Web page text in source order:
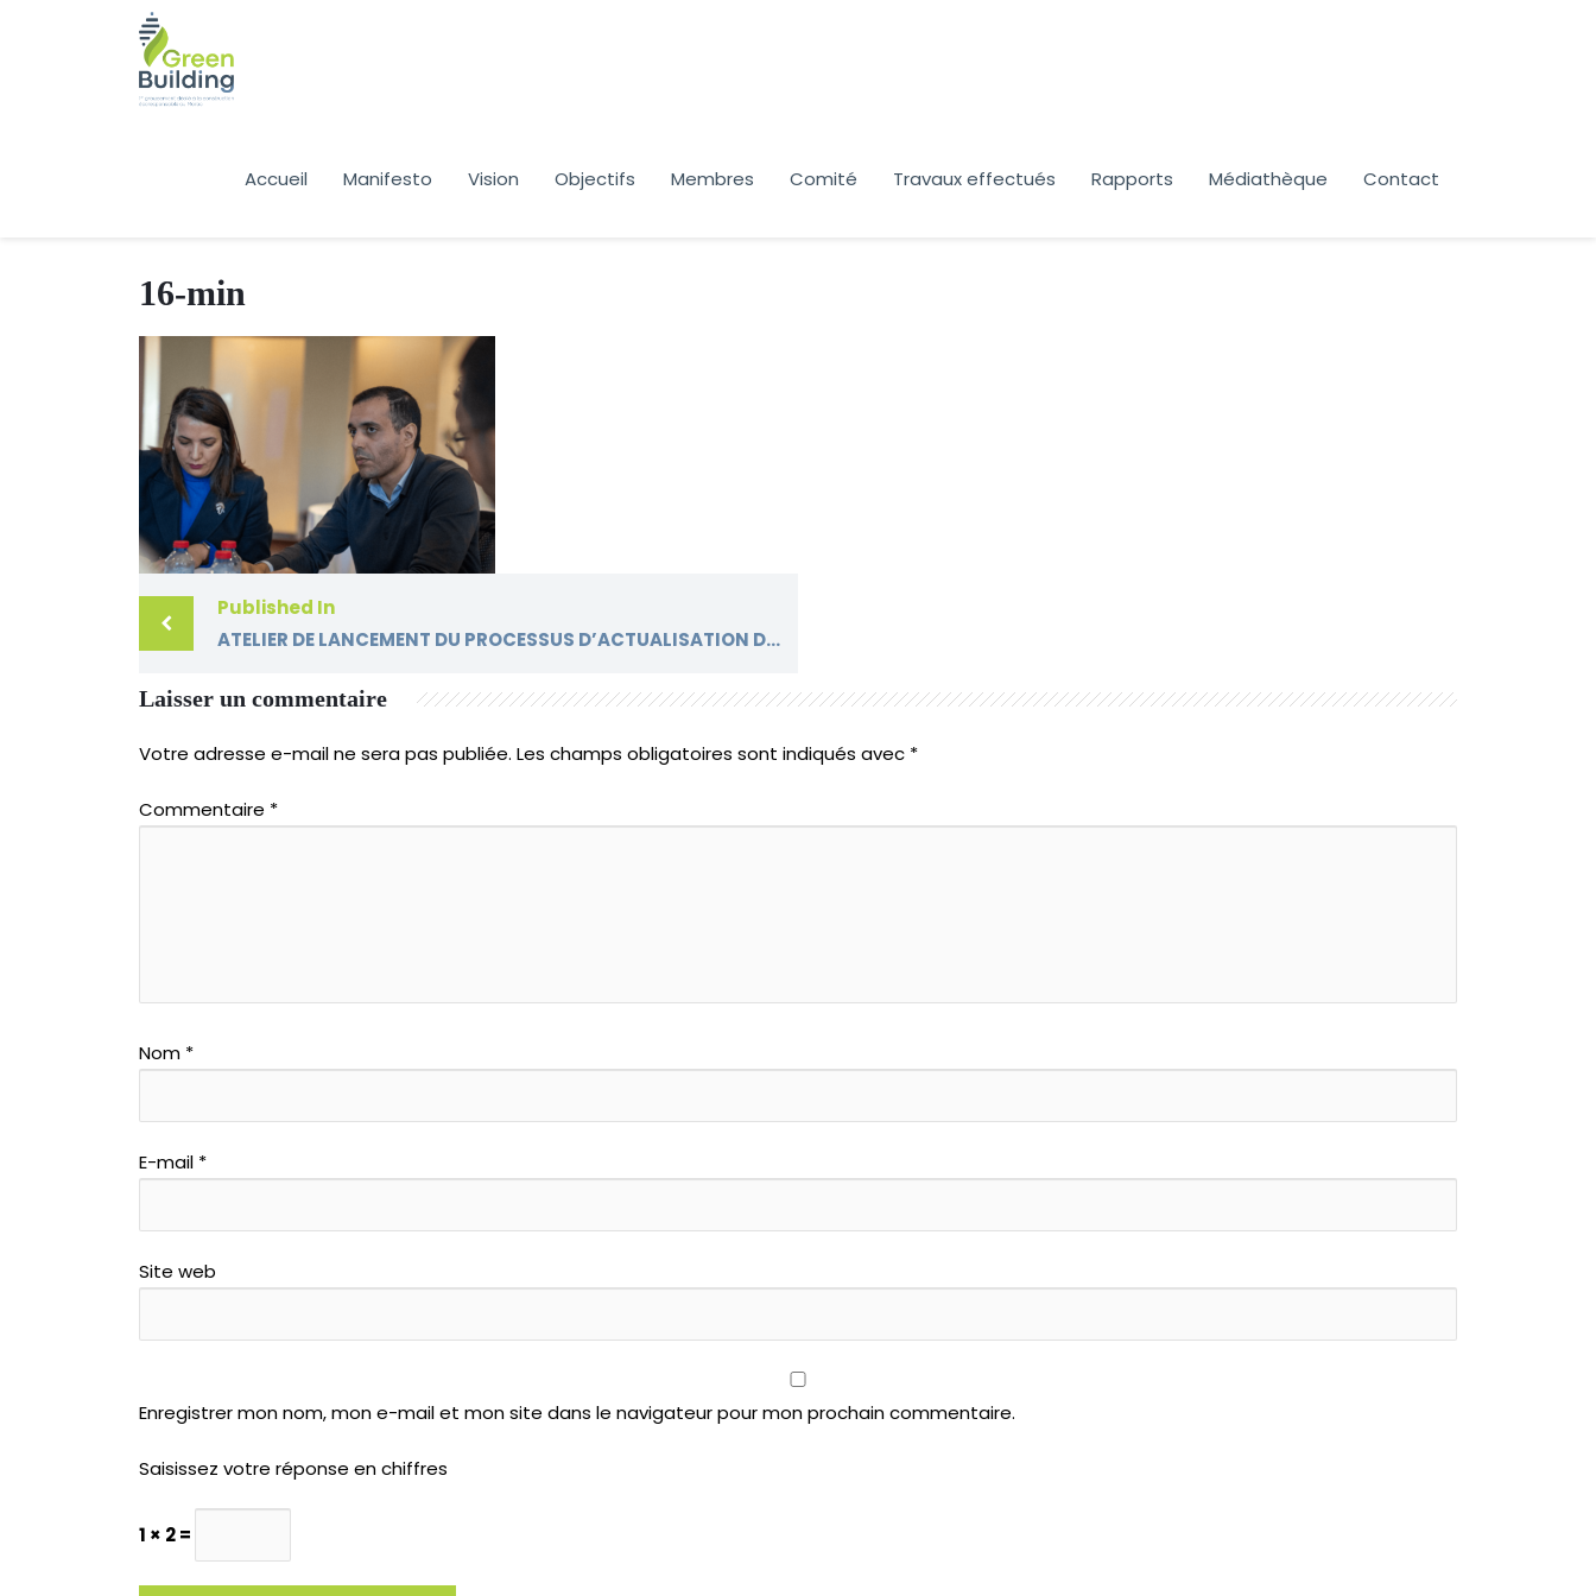
Accueil Manifesto Vision Objectifs Membres Comité Travaux effectués Rapports Médiathèque Contact
16-min
Published In
ATELIER DE LANCEMENT DU PROCESSUS D’ACTUALISATION DU CAHIER DE PRESCRIPTIONS ENVIRONNEMENTALES POUR LES OPÉRATIONS RÉSIDENTIELLES (CPER) DE L’ÉCO-CITÉ ZENATA
Laisser un commentaire
Votre adresse e-mail ne sera pas publiée. Les champs obligatoires sont indiqués avec *
Commentaire *
Nom *
E-mail *
Site web
Enregistrer mon nom, mon e-mail et mon site dans le navigateur pour mon prochain commentaire.
Saisissez votre réponse en chiffres
1 × 2 =